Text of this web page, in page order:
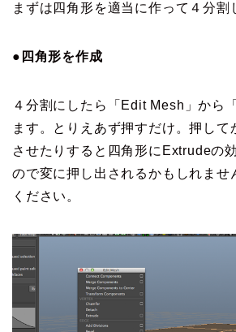
まずは四角形を適当に作って４分割
●四角形を作成
４分割にしたら「Edit Mesh」から
ます。とりえあず押すだけ。押して
させたりすると四角形にExtrudeの
ので変に押し出されるかもしれませ
ください。